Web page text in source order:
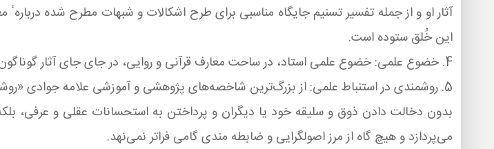
آثار او و از جمله تفسیر تسنیم جایگاه مناسبی برای طرح اشكالات و شبهات مطرح شده
این خُلق ستوده است.
4. خضوع علمی: خضوع علمی استاد، در ساحت معارف قرآنی و روایی، در جای جای آثار گوناگون و از جمله تسنیم آشكار است.
5. روشمندی در استنباط علمی: از بزرگ‌ترین شاخصه‌های پژوهشی و آموزشی علامه جوادی
بدون دخالت دادن ذوق و سلیقه خود یا دیگران و پرداختن به استحسانات عقلی و عرفی،
می‌پردازد و هیچ گاه از مرز اصولگرایی و ضابطه مندی گامی فراتر نمی‌نهد.